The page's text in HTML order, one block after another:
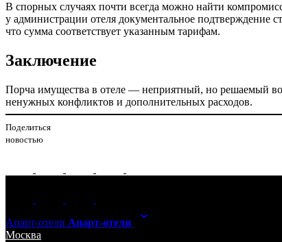
В спорных случаях почти всегда можно найти
у администрации отеля документальное подтверждение
что сумма соответствует указанным тарифам.
Заключение
Порча имущества в отеле — неприятный, но решаемый
ненужных конфликтов и дополнительных расходов.
Поделиться
новостью
Апарт-отели Апарт-отели
Москва